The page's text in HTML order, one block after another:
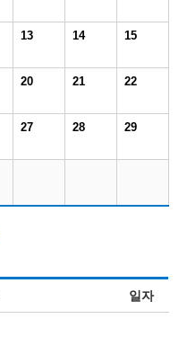
보
보
련
정
보
우
미
내
13 14 15
20 21 22
27 28 29
일자